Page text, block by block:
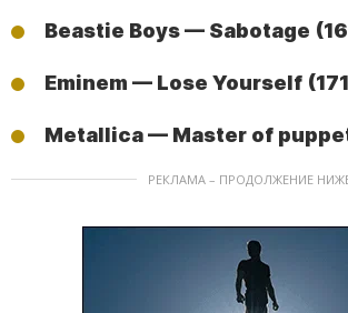
Beastie Boys — Sabotage
Eminem — Lose Yourself
Metallica — Master of
РЕКЛАМА – ПРОДОЛЖЕНИЕ